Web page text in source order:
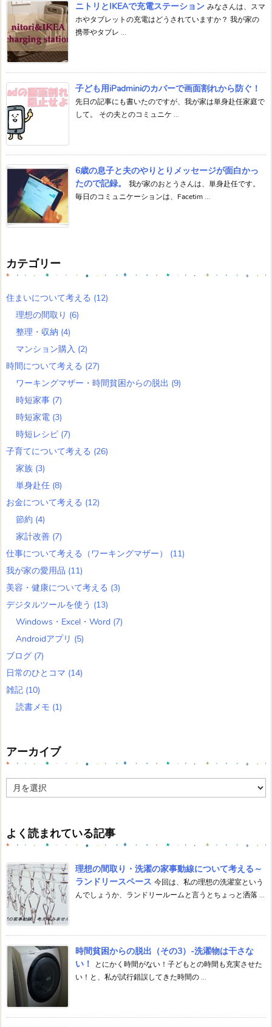
ニトリとIKEAで充電ステーション みなさんは、スマ
ホやタブレットの充電はどうされていますか？ 我が家の
携帯やタブレ ...
子ども用iPadminiのカバーで画面割れから防ぐ！
先日の記事にも書いたのですが、我が家は単身赴任家庭で
して。 その夫とのコミュニケ ...
6歳の息子と夫のやりとりメッセージが面白かっ
たので記録。
我が家のおとうさんは、単身赴任です。
毎日のコミュニケーションは、Facetim ...
カテゴリー
住まいについて考える (12)
理想の間取り (6)
整理・収納 (4)
マンション購入 (2)
時間について考える (27)
ワーキングマザー・時間貧困からの脱出 (9)
時短家事 (7)
時短家電 (3)
時短レシピ (7)
子育てについて考える (26)
家族 (3)
単身赴任 (8)
お金について考える (12)
節約 (4)
家計改善 (7)
仕事について考える（ワーキングマザー） (11)
我が家の愛用品 (11)
美容・健康について考える (3)
デジタルツールを使う (13)
Windows・Excel・Word (7)
Androidアプリ (5)
ブログ (7)
日常のひとコマ (14)
雑記 (10)
読書メモ (1)
アーカイブ
ー
ブ
よく読まれている記事
理想の間取り・洗濯の家事動線について考える～
ランドリースペース 今回は、私の理想の洗濯室という
んでしょうか、ランドリールームと言うとちょっと洒落 ...
時間貧困からの脱出（その3）-洗濯物は干さな
い！
とにかく時間がない！子どもとの時間も充実させた
い！と、私が試行錯誤してきた時間の ...